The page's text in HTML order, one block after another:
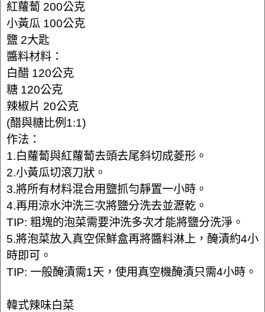
紅蘿蔔 200公克
小黃瓜 100公克
鹽 2大匙
醬料材料：
白醋 120公克
糖 120公克
辣椒片 20公克
(醋與糖比例1:1)
作法：
1.白蘿蔔與紅蘿蔔去頭去尾斜切成菱形。
2.小黃瓜切滾刀狀。
3.將所有材料混合用鹽抓勻靜置一小時。
4.再用涼水沖洗三次將鹽分洗去並瀝乾。
TIP: 粗塊的泡菜需要沖洗多次才能將鹽分洗淨。
5.將泡菜放入真空保鮮盒再將醬料淋上，醃漬約4小
時即可。
TIP: 一般醃漬需1天，使用真空機醃漬只需4小時。
韓式辣味白菜